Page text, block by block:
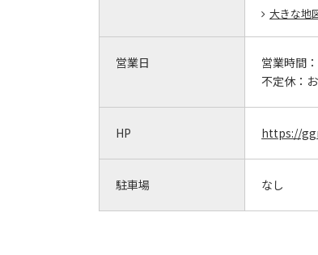
大きな地
営業日 営業時間：
不定休：
HP https://
駐車場 なし